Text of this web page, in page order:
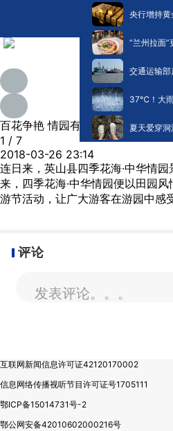
央行增持
“兰州拉面”
交通运输
​37℃！大雨
夏天爱穿洞
百花争艳 情园有约
1 / 7
2018-03-26 23:14
连日来，英山县四季花海·中华情
来，四季花海·中华情园便以田园
游节活动，让广大游客在游园中感
评论
发表评论。。。
互联网新闻信息许可证42120170002
信息网络传播视听节目许可证号1705111
鄂ICP备15014731号-2
鄂公网安备42010602000216号